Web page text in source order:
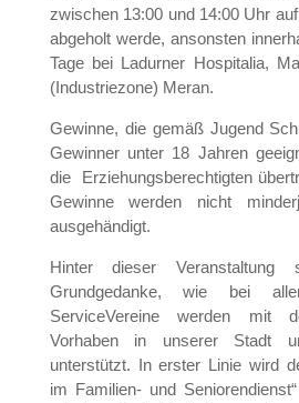
zwischen 13:00 und 14:00 Uhr
abgeholt werde, ansonsten
Tage bei Ladurner Hospitalia,
(Industriezone) Meran.
Gewinne, die gemäß Jugend
Gewinner unter 18 Jahren
die Erziehungsberechtigten
Gewinne werden nicht
ausgehändigt.
Hinter dieser Veranstaltung
Grundgedanke, wie bei
ServiceVereine werden mit
Vorhaben in unserer Stadt
unterstützt. In erster Linie wird
im Familien- und